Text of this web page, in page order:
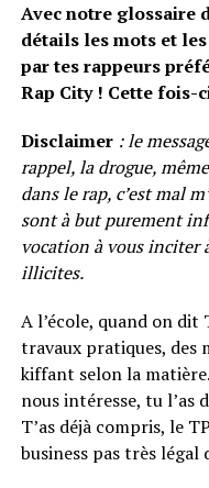
Avec notre glossaire
détails les mots et
par tes rappeurs
Rap City ! Cette fois-
Disclaimer: le
rappel, la drogue,
dans le rap, c’est mal
sont à but purement
vocation à vous inciter
illicites.
A l’école, quand on dit
travaux pratiques, des
kiffant selon la
nous intéresse, tu l’as
T’as déjà compris, le
business pas très légal